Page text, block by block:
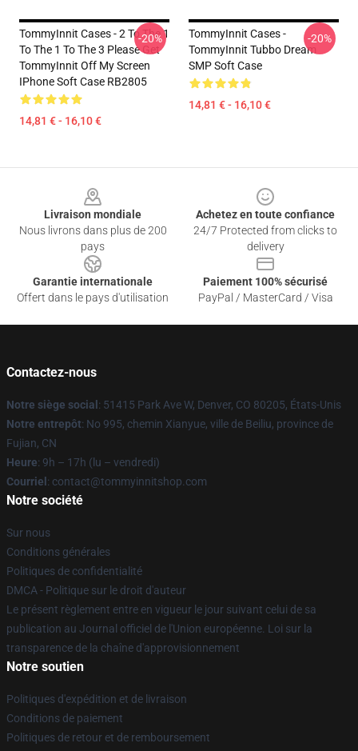
TommyInnit Cases - 2 To The 1
To The 1 To The 3 Please Get
TommyInnit Off My Screen
IPhone Soft Case RB2805
14,81 € - 16,10 €
-20%
TommyInnit Cases -
TommyInnit Tubbo Dream
SMP Soft Case
14,81 € - 16,10 €
-20%
Livraison mondiale
Nous livrons dans plus de 200
pays
Achetez en toute confiance
24/7 Protected from clicks to
delivery
Garantie internationale
Offert dans le pays d'utilisation
Paiement 100% sécurisé
PayPal / MasterCard / Visa
Contactez-nous
Notre siège social : 51415 Park Ave W, Denver, CO 80205, États-Unis
Notre entrepôt: No 995, chemin Xianyue, ville de Beiliu, province de
Fujian, CN
Heure: 9h – 17h (lu – vendredi)
Courriel : contact@tommyinnitshop.com
Notre société
Sur nous
Conditions générales
Politiques de confidentialité
DMCA - Politique sur le droit d'auteur
Le présent règlement entre en vigueur le jour suivant celui de sa
publication au Journal officiel de l'Union européenne. Loi sur la
transparence de la chaîne d'approvisionnement
Notre soutien
Politiques d'expédition et de livraison
Conditions de paiement
Politiques de retour et de remboursement